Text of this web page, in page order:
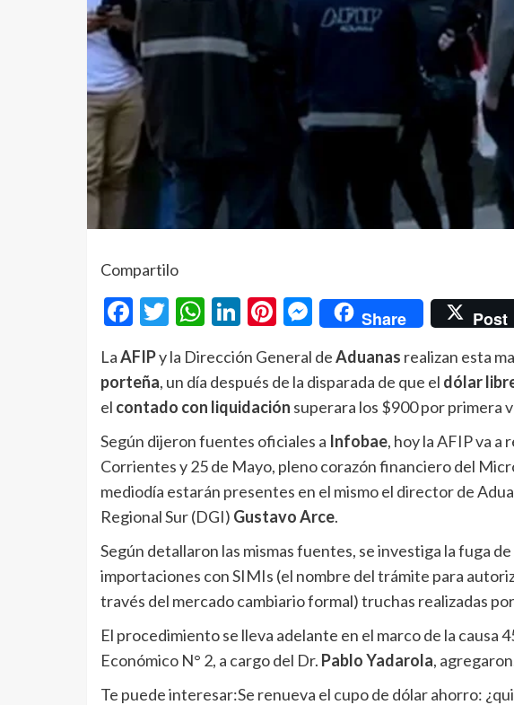
Compartilo
Facebook
Twitter
WhatsApp
LinkedIn
Pinterest
Messenger
Share Post
LaAFIPy la Dirección General deAduanas realizan esta
porteña, un día después de la disparada de que el dólar
el contado con liquidación superara los $900 por primera
Según dijeron fuentes oficiales a Infobae, hoy la AFIP va a
Corrientes y 25 de Mayo, pleno corazón financiero del
mediodía estarán presentes en el mismo el director de
Regional Sur (DGI) Gustavo Arce.
Según detallaron las mismas fuentes, se investiga la fuga
importaciones con SIMIs (el nombre del trámite para
través del mercado cambiario formal) truchas realizadas
El procedimiento se lleva adelante en el marco de la causa
Económico N° 2, a cargo del Dr. Pablo Yadarola,
Te puede interesar:Se renueva el cupo de dólar ahorro: